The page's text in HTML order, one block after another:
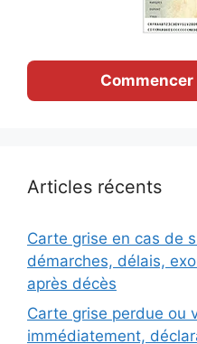
Articles récents
Carte grise en cas de
démarches, délais,
après décès
Carte grise perdue ou
immédiatement,